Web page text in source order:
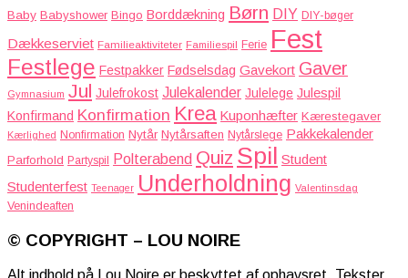
Baby Babyshower Bingo Borddækning Børn DIY DIY-bøger
Dækkeserviet Familieaktiviteter Familiespil Ferie Fest
Festlege Festpakker Fødselsdag Gavekort Gaver
Gymnasium Jul Julefrokost Julekalender Julelege Julespil
Konfirmand Konfirmation Krea Kuponhæfter Kærestegaver
Kærlighed Nonfirmation Nytår Nytårsaften Nytårslege Pakkekalender
Parforhold Partyspil Polterabend Quiz Spil Student
Studenterfest Teenager Underholdning Valentinsdag
Venindeaften
© COPYRIGHT – LOU NOIRE